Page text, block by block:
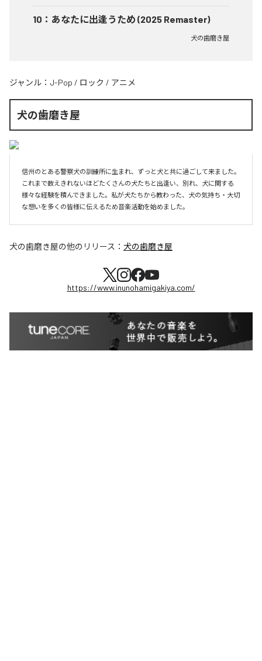
10 ： あなたに出逢うため (2025 Remaster)
犬の歯磨き屋
ジャンル： J-Pop / ロック / アニメ
犬の歯磨き屋
信州のとある警察犬の訓練所に生まれ、ずっと犬と共に過ごして来ました。
これまで数えきれないほどたくさんの犬たちと出逢い、別れ、犬に関する
様々な経験を積んできました。私が犬たちから教わった、犬の気持ち・大切
な想いを多くの皆様に伝えるため音楽活動を始めました。
犬の歯磨き屋の他のリリース： 犬の歯磨き屋
https://www.inunohamigakiya.com/